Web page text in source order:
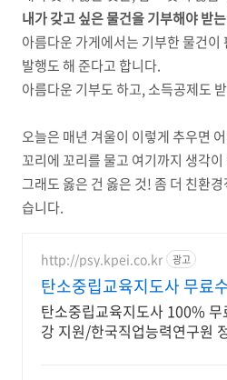
내가 갖고 싶은 물건을 기부해야 받
아름다운 가게에서는 기부한 물건이
발행도 해 준다고 합니다.
아름다운 기부도 하고, 소득공제도
오늘은 매년 겨울이 이렇게 추우면
꼬리에 꼬리를 물고 여기까지 생각
그래도 옳은 건 옳은 것! 좀 더 친환
습니다.
http://psy.kpei.co.kr 광고
탄소중립교육지도사 무료
1급,2급 자격증 동시취득
탄소중립교육지도사 100% 무
강 지원/한국직업능력연구원